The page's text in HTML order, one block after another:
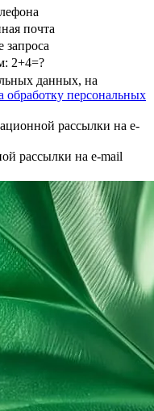
почта
запроса
2+4=?
данных, на
обработку персональных
рассылки на e-
рассылки на e-mail